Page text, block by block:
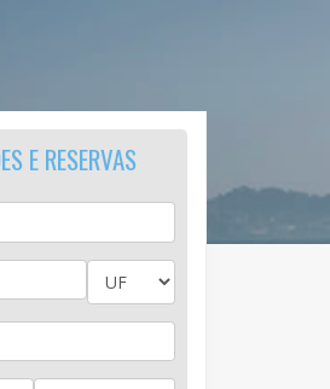
E RESERVAS